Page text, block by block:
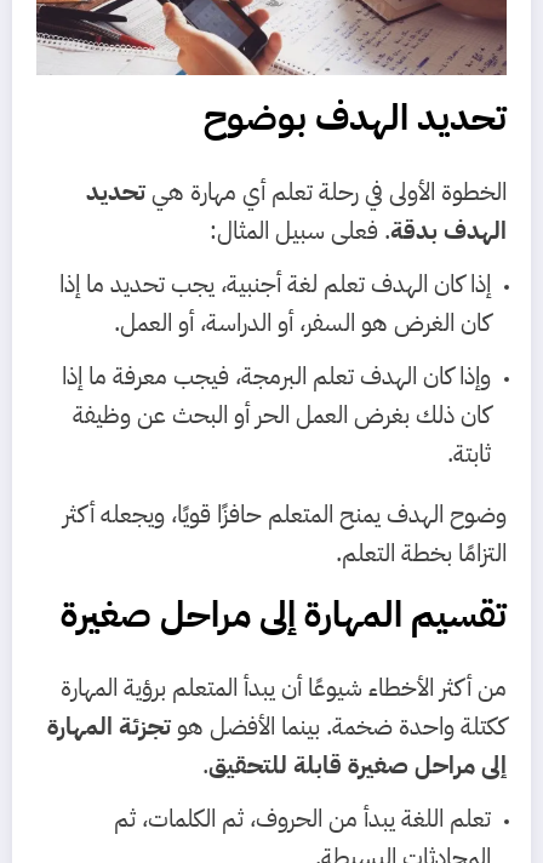
تحديد الهدف بوضوح
الخطوة الأولى في رحلة تعلم أي مهارة هيتحديد
الهدف بدقة. فعلى سبيل المثال:
إذا كان الهدف تعلم لغة أجنبية، يجب تحديد ما إذا
كان الغرض هو السفر، أو الدراسة، أو العمل.
وإذا كان الهدف تعلم البرمجة، فيجب معرفة ما إذا
كان ذلك بغرض العمل الحر أو البحث عن وظيفة
ثابتة.
وضوح الهدف يمنح المتعلم حافزًا قويًا، ويجعله أكثر
التزامًا بخطة التعلم.
تقسيم المهارة إلى مراحل صغيرة
من أكثر الأخطاء شيوعًا أن يبدأ المتعلم برؤية المهارة
ككتلة واحدة ضخمة. بينما الأفضل هو تجزئة المهارة
إلى مراحل صغيرة قابلة للتحقيق.
تعلم اللغة يبدأ من الحروف، ثم الكلمات، ثم